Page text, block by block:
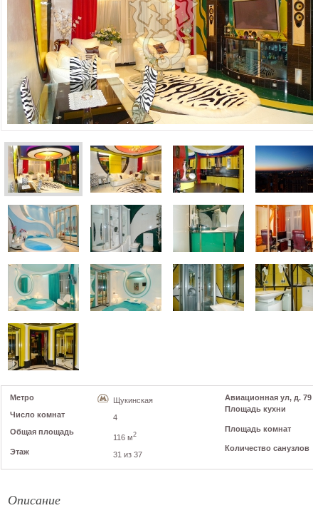
Метро
Щукинская
Число комнат
4
Общая площадь
116 м2
Этаж 31 из 37
Авиационная ул, д. 79
Площадь кухни
Площадь комнат
Количество санузлов
Описание